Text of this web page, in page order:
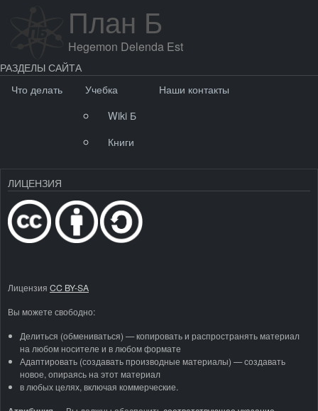
План Б
Hegemon Delenda Est
РАЗДЕЛЫ САЙТА
Что делать
Учебка
Wiki Б
Книги
Наши контакты
ЛИЦЕНЗИЯ
Лицензия CC BY-SA
Вы можете свободно:
Делиться (обмениваться) — копировать и распространять материал
на любом носителе и в любом формате
Адаптировать (создавать производные материалы) — создавать
новое, опираясь на этот материал
в любых целях, включая коммерческие.